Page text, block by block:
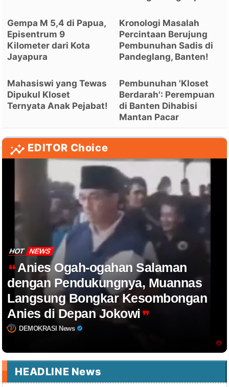
Gempa M 5,4 di Papua,
Episentrum 9
Kilometer dari Kota
Jayapura
Kronologi Masalah
Percintaan Berujung
Pembunuhan Sadis di
Pandeglang, Banten!
Mahasiswi yang Tewas
Dipukul Kloset
Ternyata Anak Pejabat!
Pembunuhan 'Kloset
Berdarah': Perempuan
di Banten Dihabisi
Mantan Pacar
EDITOR Choice
HOT NEWS
Anies Ogah-ogahan Salaman
dengan Pendukungnya, Muannas
Langsung Bongkar Kesombongan
Anies di Depan Jokowi
DEMOKRASI News
HEADLINE News